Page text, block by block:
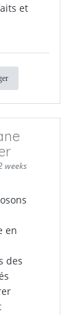
et
weeks
en
des